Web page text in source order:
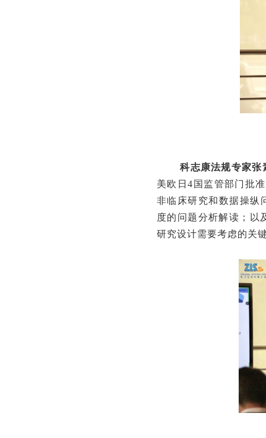
科志康法规专家张
美欧日4国监管部门批
非临床研究和数据操纵
度的问题分析解读；以
研究设计需要考虑的关